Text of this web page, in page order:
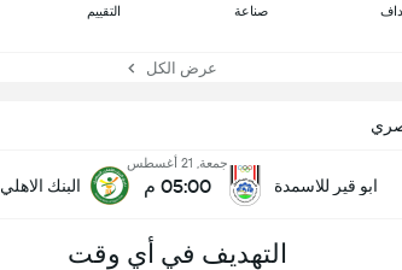
صناعة التقييم
عرض الكل
ابو قير للاسمدة
جمعة, 21 أغسطس
05:00 م البنك الاهلي
التهديف في أي وقت